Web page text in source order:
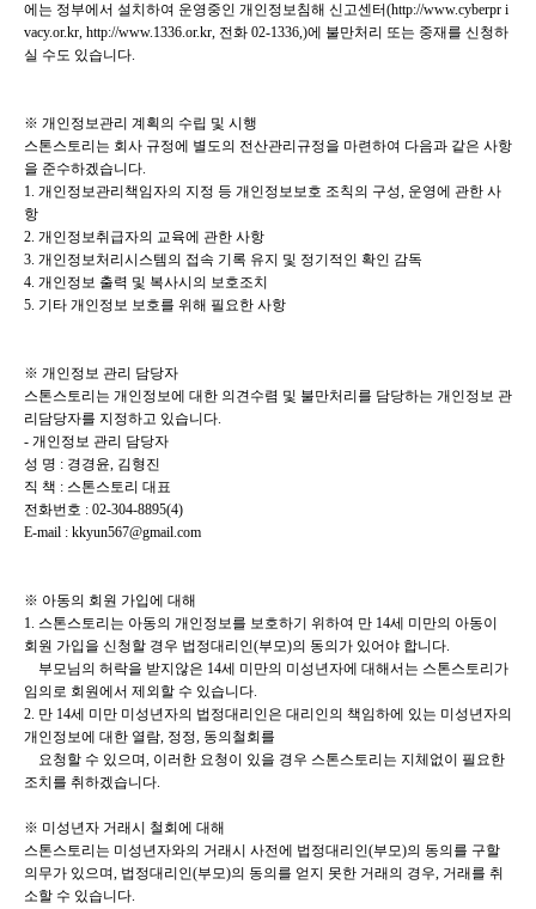
에는 정부에서 설치하여 운영중인 개인정보침해 신고센터(http://www.cyberpr i
vacy.or.kr, http://www.1336.or.kr, 전화 02-1336,)에 불만처리 또는 중재를 신청하
실 수도 있습니다.
※ 개인정보관리 계획의 수립 및 시행
스톤스토리는 회사 규정에 별도의 전산관리규정을 마련하여 다음과 같은 사항
을 준수하겠습니다.
1. 개인정보관리책임자의 지정 등 개인정보보호 조칙의 구성, 운영에 관한 사
항
2. 개인정보취급자의 교육에 관한 사항
3. 개인정보처리시스템의 접속 기록 유지 및 정기적인 확인 감독
4. 개인정보 출력 및 복사시의 보호조치
5. 기타 개인정보 보호를 위해 필요한 사항
※ 개인정보 관리 담당자
스톤스토리는 개인정보에 대한 의견수렴 및 불만처리를 담당하는 개인정보 관
리담당자를 지정하고 있습니다.
- 개인정보 관리 담당자
성 명 : 경경윤, 김형진
직 책 : 스톤스토리 대표
전화번호 : 02-304-8895(4)
E-mail : kkyun567@gmail.com
※ 아동의 회원 가입에 대해
1. 스톤스토리는 아동의 개인정보를 보호하기 위하여 만 14세 미만의 아동이
회원 가입을 신청할 경우 법정대리인(부모)의 동의가 있어야 합니다.
부모님의 허락을 받지않은 14세 미만의 미성년자에 대해서는 스톤스토리가
임의로 회원에서 제외 할 수 있습니다.
2. 만 14세 미만 미성년자의 법정대리인은 대리인의 책임하에 있는 미성년자의
개인정보에 대한 열람, 정정, 동의철회를
요청할 수 있으며, 이러한 요청이 있을 경우 스톤스토리는 지체없이 필요한
조치를 취하겠습니다.
※ 미성년자 거래시 철회에 대해
스톤스토리는 미성년자와의 거래시 사전에 법정대리인(부모)의 동의를 구할
의무가 있으며, 법정대리인(부모)의 동의를 얻지 못한 거래의 경우, 거래를 취
소할 수 있습니다.